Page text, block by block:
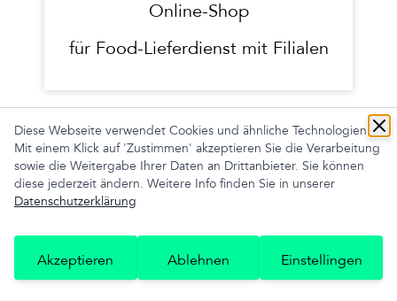
Diese Webseite verwendet Cookies und ähnliche Technologien.
Mit einem Klick auf 'Zustimmen' akzeptieren Sie die Verarbeitung
sowie die Weitergabe Ihrer Daten an Drittanbieter. Sie können
diese jederzeit ändern. Weitere Info finden Sie in unserer
Datenschutzerklärung
Akzeptieren Ablehnen Einstellingen
Online-Shop
für Food-Lieferdienst mit Filialen